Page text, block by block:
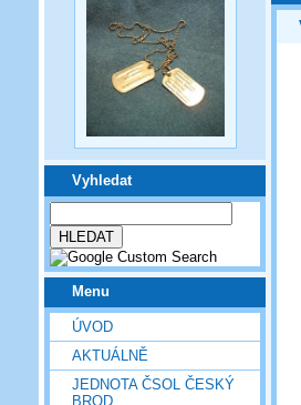
Vyhledat
Menu
ÚVOD
AKTUÁLNĚ
JEDNOTA ČSOL ČESKÝ
BROD